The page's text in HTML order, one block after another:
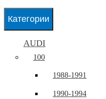
Категории
AUDI
100
1988-1991
1990-1994